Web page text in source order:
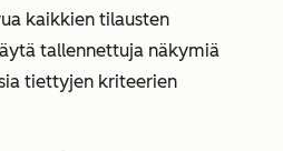
kaikkien tilausten
tallennettuja näkymiä
tiettyjen kriteerien